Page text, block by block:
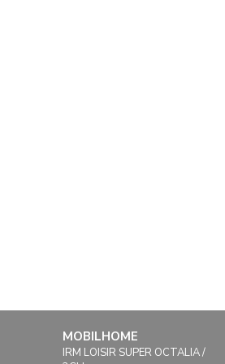
MOBILHOME
IRM LOISIR SUPER OCTALIA /